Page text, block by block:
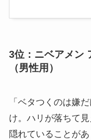
3位：ニベアメン
（男性用）
「ベタつくのは嫌
け。ハリが落ちて
隠れていることが